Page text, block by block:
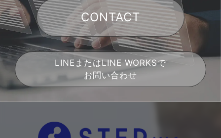
CONTACT
LINEまたはLINE WORKSで
お問い合わせ